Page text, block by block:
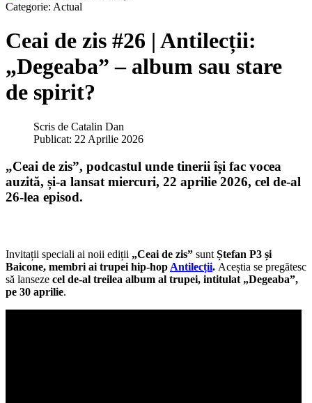
Categorie: Actual
Ceai de zis #26 | Antilecții:
„Degeaba” – album sau stare
de spirit?
Scris de Catalin Dan
Publicat: 22 Aprilie 2026
„Ceai de zis”, podcastul unde tinerii își fac vocea
auzită, și-a lansat miercuri, 22 aprilie 2026, cel de-al
26-lea episod.
Invitații speciali ai noii ediții „Ceai de zis” sunt Ștefan P3 și
Baicone, membri ai trupei hip-hop Antilecții. Aceștia se pregătesc
să lanseze cel de-al treilea album al trupei, intitulat „Degeaba”,
pe 30 aprilie.